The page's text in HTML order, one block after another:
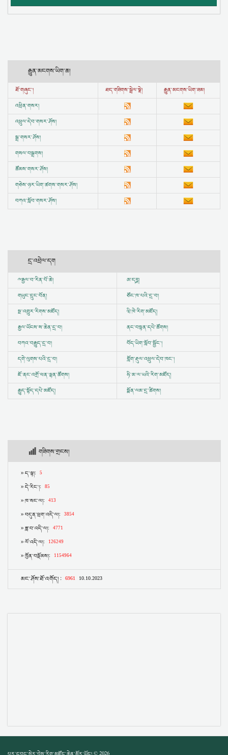
རྒྱུན་མངགས་ཡིག་ཆ།
ཐོ་གཞུང་། ཐད་གཟིགས་སྦྲེལ་སྣེ།
རྒྱུན་མངགས་ཡིག་ཟམ།
འཕྲིན་གསར།
འཕྲུལ་དེབ་གསར་ཤོས།
སྒྲ་གསར་ཤོས།
གསལ་བསྒྲགས།
ཚོམས་གསར་ཤོས།
གཅེས་ཉར་ཡིག་ཚགས་གསར་ཤོས།
བཀའ་སློབ་གསར་ཤོས།
དྲ་འབྲེལ་དག
ྋརྒྱལ་བ་རིན་པོ་ཆེ།
ཨ་དཪྴ།
གཡུང་དྲུང་བོན།
ཙོང་ཁ་པའི་དྲ་བ།
སྔ་འགྱུར་རིགས་མཛོད།
ཝི་ཁེ་རིག་མཛོད།
རྒྱལ་ཡོངས་ས་ཆེན་དྲ་བ།
ནང་བསྟན་དཔེ་ཚོགས།
བཀའ་བརྒྱུད་དྲ་བ།
བོད་ཡིག་སློབ་སྦྱོང་།
དགེ་ལུགས་པའི་དྲ་བ།
གློག་རྡུལ་འཕྲུལ་དེབ་ཁང་།
ཇོ་ནང་འགྲོ་ཕན་ལྷན་ཚོགས།
ཧི་མ་ལ་ཡའི་རིག་མཛོད།
རྒྱུད་སྟོད་དཔེ་མཛོད།
སྨོན་ལམ་དྲ་ཚིགས།